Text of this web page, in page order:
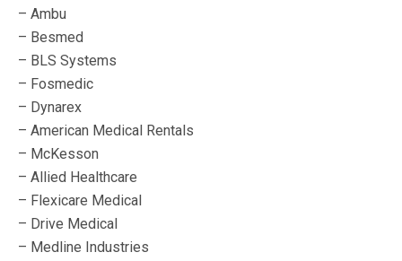
– Ambu
– Besmed
– BLS Systems
– Fosmedic
– Dynarex
– American Medical Rentals
– McKesson
– Allied Healthcare
– Flexicare Medical
– Drive Medical
– Medline Industries